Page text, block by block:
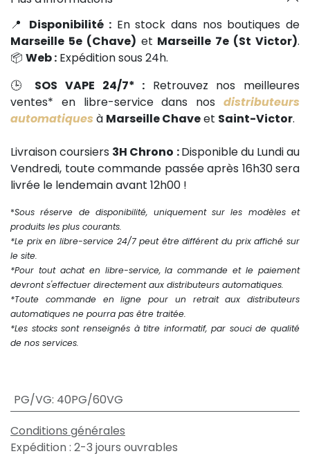
📍 Disponibilité : En stock dans nos boutiques de
Marseille 5e (Chave) et Marseille 7e (St Victor).
📦 Web : Expédition sous 24h.
🕒 SOS VAPE 24/7* : Retrouvez nos meilleures
ventes* en libre-service dans nos distributeurs
automatiques à Marseille Chaveet Saint-Victor.
Livraison coursiers 3H Chrono :Disponible du Lundi au
Vendredi, toute commande passée après 16h30 sera
livrée le lendemain avant 12h00 !
*Sous réserve de disponibilité, uniquement sur les modèles et
produits les plus courants.
*Le prix en libre-service 24/7 peut être différent du prix affiché sur
le site.
*Pour tout achat en libre-service, la commande et le paiement
devront s'effectuer directement aux distributeurs automatiques.
*Toute commande en ligne pour un retrait aux distributeurs
automatiques ne pourra pas être traitée.
*Les stocks sont renseignés à titre informatif, par souci de qualité
de nos services.
PG/VG: 40PG/60VG
Conditions générales
Expédition : 2-3 jours ouvrables